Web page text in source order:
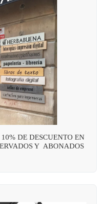
DE DESCUENTO EN
Y ABONADOS